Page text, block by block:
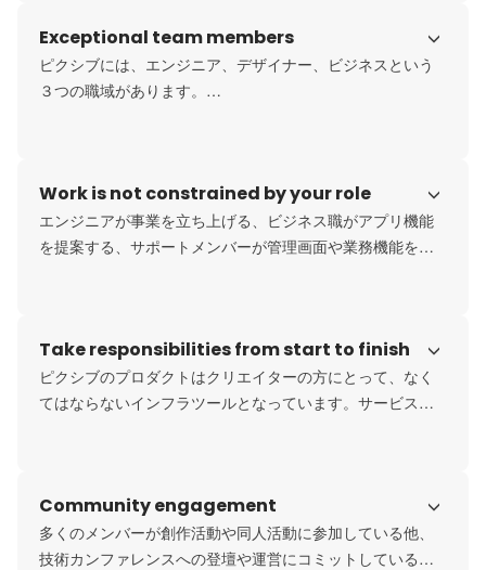
Exceptional team members
ピクシブには、エンジニア、デザイナー、ビジネスという
３つの職域があります。
Work is not constrained by your role
エンジニアが事業を立ち上げる、ビジネス職がアプリ機能
を提案する、サポートメンバーが管理画面や業務機能を自
Take responsibilities from start to finish
ピクシブのプロダクトはクリエイターの方にとって、なく
てはならないインフラツールとなっています。サービスを
Community engagement
多くのメンバーが創作活動や同人活動に参加している他、
技術カンファレンスへの登壇や運営にコミットしているメ